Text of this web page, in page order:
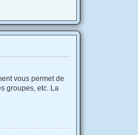
vous permet de
groupes, etc. La